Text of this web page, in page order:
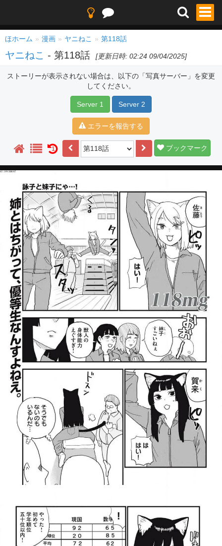
ほホーム 漫画 ヤニねこ 第118話
ヤニねこ - 第118話 [更新日時: 02:24 09/04/2025]
ストーリーが表示されない場合は、以下の「写真サーバー」を変更
してください。
Server 1 Server 2
エラーを報告する
1 ブックマーク